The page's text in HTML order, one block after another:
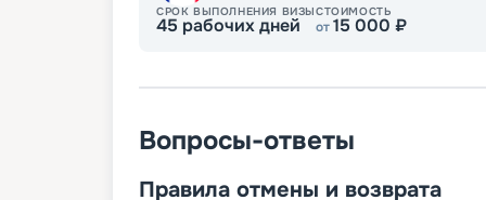
СРОК ВЫПОЛНЕНИЯ ВИЗЫ
45 рабочих дней
СТОИМОСТЬ
от15 000 ₽
Вопросы-ответы
Правила отмены и возврата